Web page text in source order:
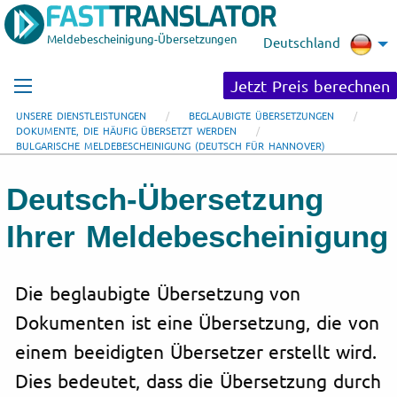
Meldebescheinigung-Übersetzungen Deutschland
Jetzt Preis berechnen
UNSERE DIENSTLEISTUNGEN
BEGLAUBIGTE ÜBERSETZUNGEN
DOKUMENTE, DIE HÄUFIG ÜBERSETZT WERDEN
BULGARISCHE MELDEBESCHEINIGUNG (DEUTSCH FÜR HANNOVER)
Deutsch-Übersetzung
Ihrer Meldebescheinigung
Die beglaubigte Übersetzung von
Dokumenten ist eine Übersetzung, die von
einem beeidigten Übersetzer erstellt wird.
Dies bedeutet, dass die Übersetzung durch